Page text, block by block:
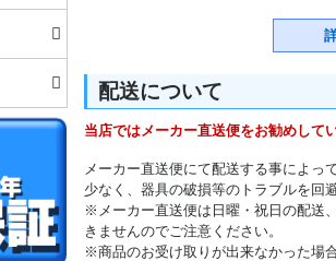
配送について
当店ではメーカー直送便をお勧めして
メーカー直送便にて配送する事によっ
少なく、器具の破損等のトラブルを回
※メーカー直送便は日曜・祝日の配送
きませんのでご注意ください。
※商品のお受け取りが出来なかった場